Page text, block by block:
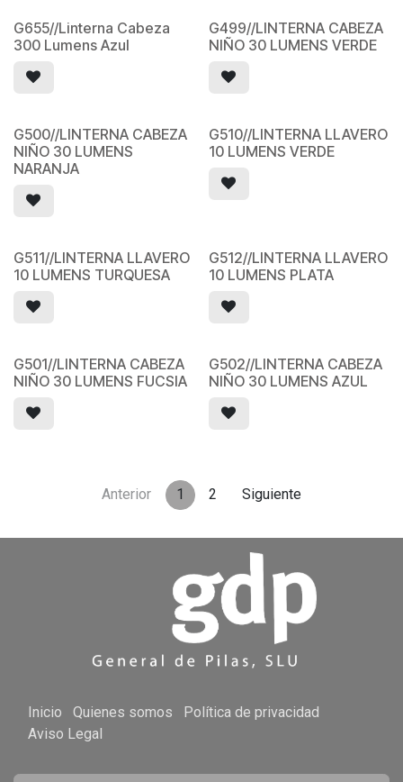
G655//Linterna Cabeza
300 Lumens Azul
G499//LINTERNA CABEZA
NIÑO 30 LUMENS VERDE
G500//LINTERNA CABEZA
NIÑO 30 LUMENS
NARANJA
G510//LINTERNA LLAVERO
10 LUMENS VERDE
G511//LINTERNA LLAVERO
10 LUMENS TURQUESA
G512//LINTERNA LLAVERO
10 LUMENS PLATA
G501//LINTERNA CABEZA
NIÑO 30 LUMENS FUCSIA
G502//LINTERNA CABEZA
NIÑO 30 LUMENS AZUL
Anterior 1 2 Siguiente
Inicio Quienes somos
Política de privacidad
Aviso Legal